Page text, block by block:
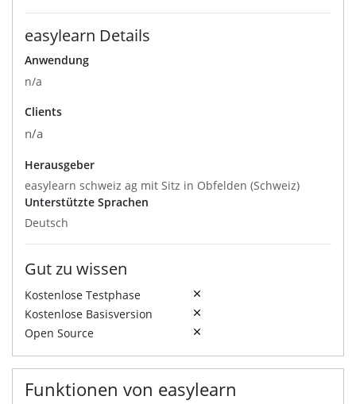
easylearn Details
Anwendung
n/a
Clients
n/a
Herausgeber
easylearn schweiz ag mit Sitz in Obfelden (Schweiz)
Unterstützte Sprachen
Deutsch
Gut zu wissen
Kostenlose Testphase
Kostenlose Basisversion
Open Source
Funktionen von easylearn